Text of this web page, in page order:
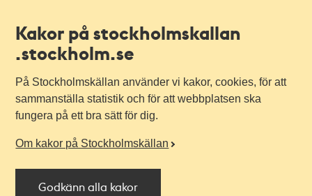
Kakor på stockholmskallan
.stockholm.se
På Stockholmskällan använder vi kakor, cookies, för att
sammanställa statistik och för att webbplatsen ska
fungera på ett bra sätt för dig.
Om kakor på Stockholmskällan
Godkänn alla kakor